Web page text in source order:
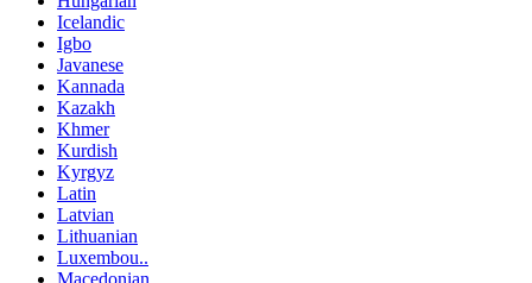
Icelandic
Igbo
Javanese
Kannada
Kazakh
Khmer
Kurdish
Kyrgyz
Latin
Latvian
Lithuanian
Luxembou..